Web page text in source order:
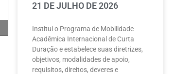
21 DE JULHO DE 2026
Institui o Programa de Mobilidade
Acadêmica Internacional de Curta
Duração e estabelece suas diretrizes,
objetivos, modalidades de apoio,
requisitos, direitos, deveres e